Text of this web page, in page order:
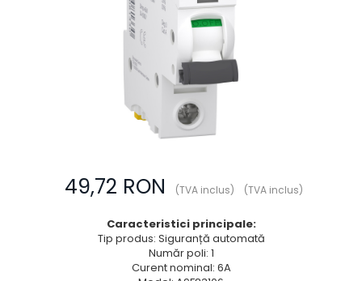
Prize și fișe industriale
Variator de tensiune
Întrerupătoare
49,72 RON (TVA inclus) (TVA inclus)
Caracteristici principale:
Tip produs: Siguranță automată
Număr poli: 1
Curent nominal: 6A